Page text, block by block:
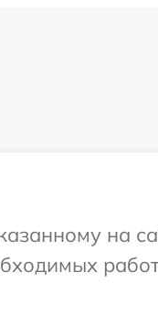
на